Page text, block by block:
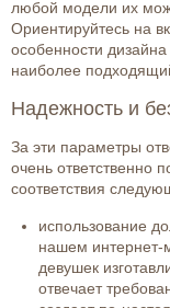
любой модели их
Ориентируйтесь на
особенности
наиболее
Надежность и
За эти параметры
очень ответственно
соответствия
использование
нашем интернет-
девушек
отвечает